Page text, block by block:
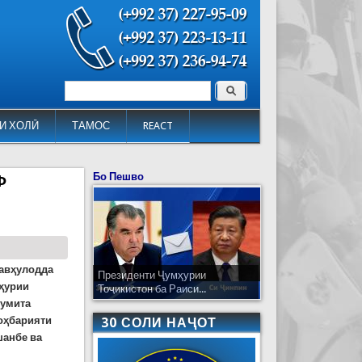
ХОЛӢ ТАМОС REACT
Форма поиска Поиск
ҳулодда
урии
ҳбарияти
ва
Бо Пешво
Президенти Ҷумҳурии
Тоҷикистон ба Раиси...
30 СОЛИ НАҶОТ